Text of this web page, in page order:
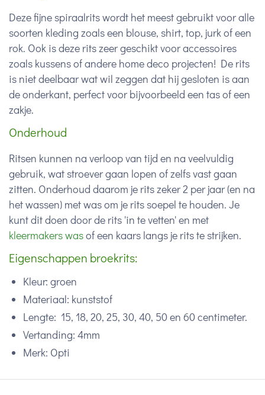
Deze fijne spiraalrits wordt het meest gebruikt voor alle
soorten kleding zoals een blouse, shirt, top, jurk of een
rok. Ook is deze rits zeer geschikt voor accessoires
zoals kussens of andere home deco projecten! De rits
is niet deelbaar wat wil zeggen dat hij gesloten is aan
de onderkant, perfect voor bijvoorbeeld een tas of een
zakje.
Onderhoud
Ritsen kunnen na verloop van tijd en na veelvuldig
gebruik, wat stroever gaan lopen of zelfs vast gaan
zitten. Onderhoud daarom je rits zeker 2 per jaar (en na
het wassen) met was om je rits soepel te houden. Je
kunt dit doen door de rits 'in te vetten' en met
kleermakers wasof een kaars langs je rits te strijken.
Eigenschappen broekrits:
Kleur: groen
Materiaal: kunststof
Lengte: 15, 18, 20, 25, 30, 40, 50 en 60 centimeter.
Vertanding: 4mm
Merk: Opti